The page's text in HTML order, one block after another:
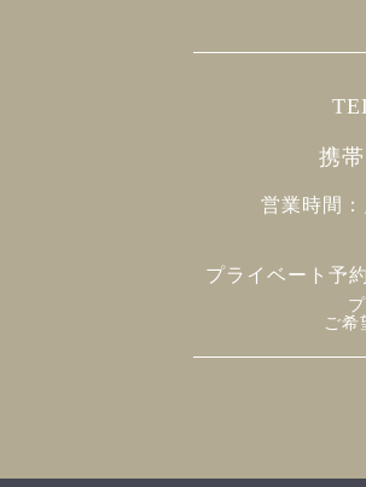
携帯
営業時間
プライベート予約
ご希